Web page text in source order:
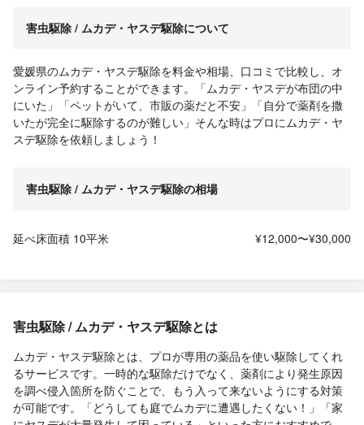
害虫駆除 / ムカデ・ヤスデ駆除について
愛媛県のムカデ・ヤスデ駆除を料金や相場、口コミで比較し、オ
ンライン予約することができます。「ムカデ・ヤスデが布団の中
にいた」「ペットがいて、市販の薬だと不安」「自分で薬剤を撒
いたが完全に駆除するのが難しい」そんな時はプロにムカデ・ヤ
スデ駆除を依頼しましょう！
害虫駆除 / ムカデ・ヤスデ駆除の相場
延べ床面積 10平米 ¥12,000〜¥30,000
害虫駆除 / ムカデ・ヤスデ駆除とは
ムカデ・ヤスデ駆除とは、プロが専用の薬品を使い駆除してくれ
るサービスです。一時的な駆除だけでなく、薬剤により発生原因
を調べ侵入箇所を防ぐことで、もう入って来ないようにする対策
が可能です。「どうしても庭でムカデに遭遇したくない！」「家